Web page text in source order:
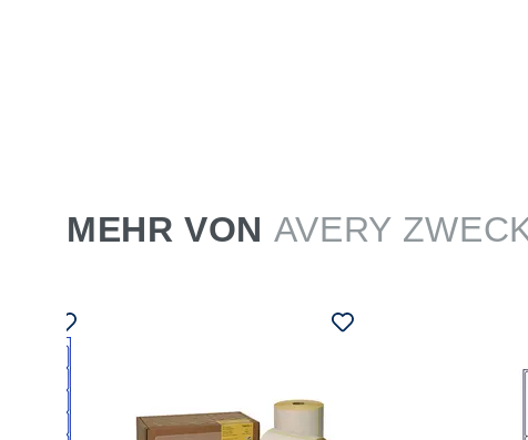
MEHR VON AVERY